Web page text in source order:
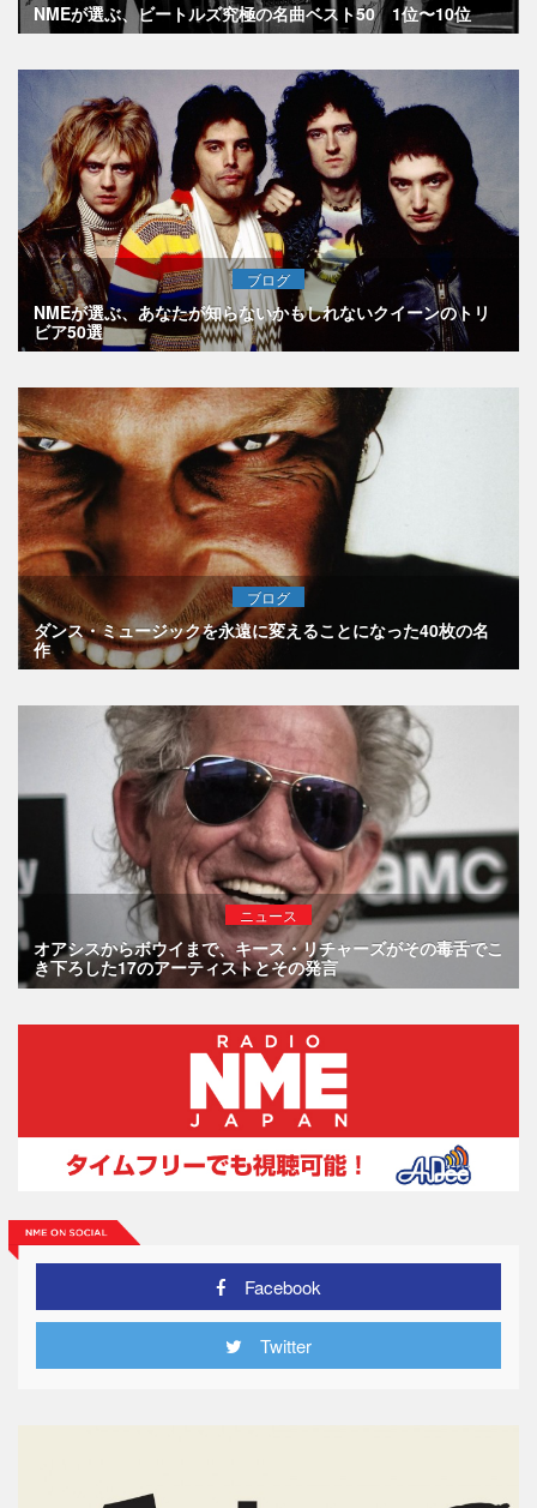
NMEが選ぶ、ビートルズ究極の名曲ベスト50 1位〜10位
ブログ
NMEが選ぶ、あなたが知らないかもしれないクイーンのトリ
ビア50選
ブログ
ダンス・ミュージックを永遠に変えることになった40枚の名
作
ニュース
オアシスからボウイまで、キース・リチャーズがその毒舌でこ
き下ろした17のアーティストとその発言
Facebook
Twitter